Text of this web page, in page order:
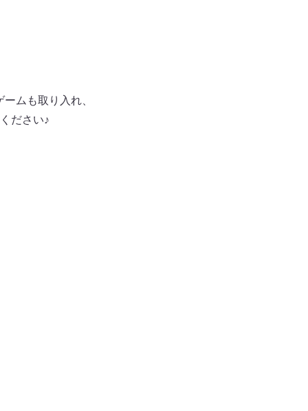
ムも取り入れ、
ださい♪